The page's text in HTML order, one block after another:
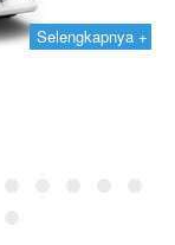
Selengkapnya +